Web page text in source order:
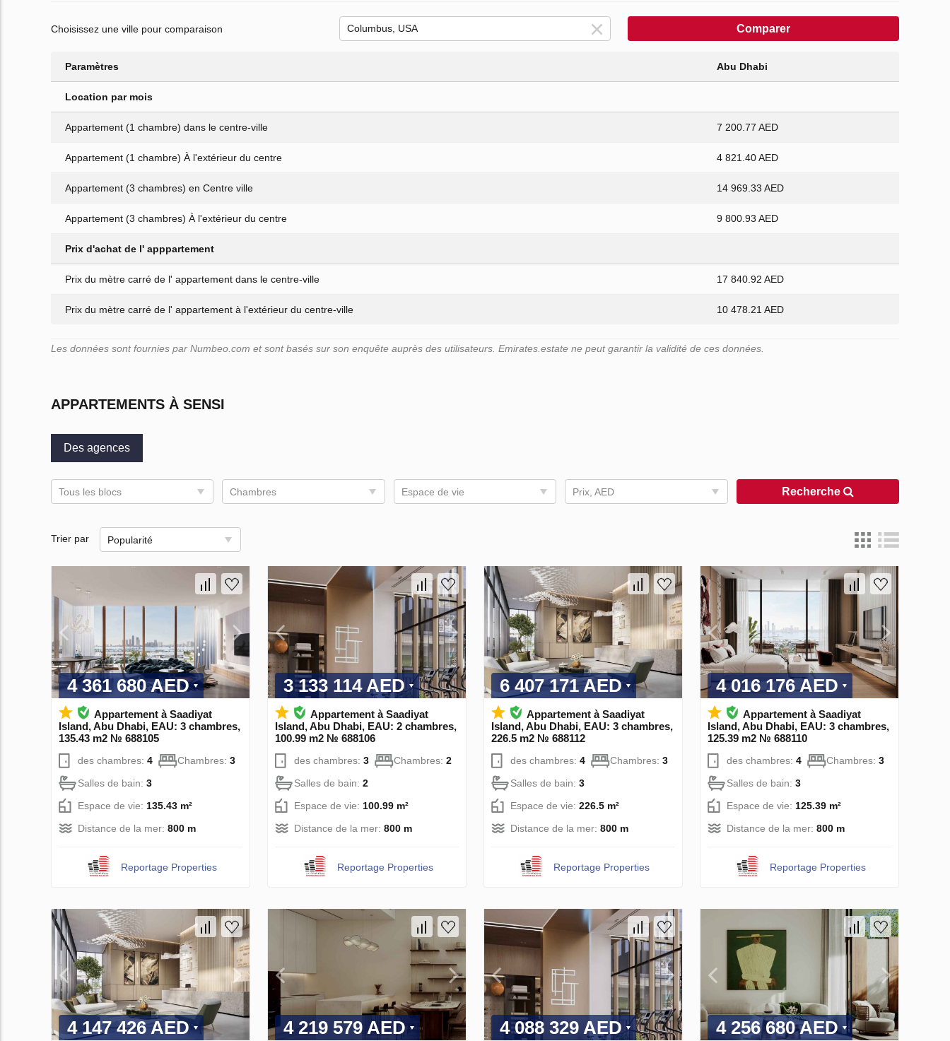
Choisissez une ville pour comparaison Comparer
Paramètres Abu Dhabi
Location par mois
Appartement (1 chambre) dans le centre-ville 7 200.77 AED
Appartement (1 chambre) À l'extérieur du centre 4 821.40 AED
Appartement (3 chambres) en Centre ville 14 969.33 AED
Appartement (3 chambres) À l'extérieur du centre 9 800.93 AED
Prix d'achat de l' apppartement
Prix du mètre carré de l' appartement dans le centre-ville 17 840.92 AED
Prix du mètre carré de l' appartement à l'extérieur du centre-ville 10 478.21 AED
Les données sont fournies par Numbeo.com et sont basés sur son enquête auprès des utilisateurs. Emirates.estate ne peut garantir la validité de ces données.
APPARTEMENTS À SENSI
Des agences
Tous les blocs Chambres Espace de vie Prix, AED Recherche
Trier par Popularité
4 361 680 AED
Appartement à Saadiyat
Island, Abu Dhabi, EAU: 3 chambres,
135.43 m2 № 688105
des chambres: 4 Chambres: 3
Salles de bain: 3
Espace de vie: 135.43 m²
Distance de la mer: 800 m
Reportage Properties
3 133 114 AED
Appartement à Saadiyat
Island, Abu Dhabi, EAU: 2 chambres,
100.99 m2 № 688106
des chambres: 3 Chambres: 2
Salles de bain: 2
Espace de vie: 100.99 m²
Distance de la mer: 800 m
Reportage Properties
6 407 171 AED
Appartement à Saadiyat
Island, Abu Dhabi, EAU: 3 chambres,
226.5 m2 № 688112
des chambres: 4 Chambres: 3
Salles de bain: 3
Espace de vie: 226.5 m²
Distance de la mer: 800 m
Reportage Properties
4 016 176 AED
Appartement à Saadiyat
Island, Abu Dhabi, EAU: 3 chambres,
125.39 m2 № 688110
des chambres: 4 Chambres: 3
Salles de bain: 3
Espace de vie: 125.39 m²
Distance de la mer: 800 m
Reportage Properties
4 147 426 AED 4 219 579 AED 4 088 329 AED 4 256 680 AED